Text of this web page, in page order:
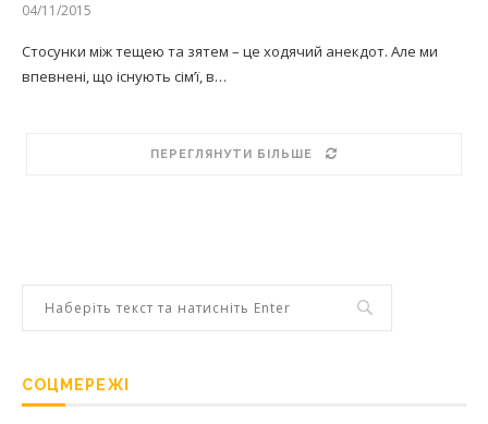
04/11/2015
Стосунки між тещею та зятем – це ходячий анекдот. Але ми
впевнені, що існують сім’ї, в…
ПЕРЕГЛЯНУТИ БІЛЬШЕ
СОЦМЕРЕЖІ